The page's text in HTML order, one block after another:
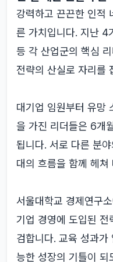
강력하고 끈끈한 인적
른 가치입니다. 지난 4
등 각 산업군의 핵심
전략의 산실로 자리를
대기업 임원부터 유망
을 가진 리더들은 6개
됩니다. 서로 다른 분
대의 흐름을 함께 헤쳐
서울대학교 경제연구
기업 경영에 도입된 전
검합니다. 교육 성과
능한 성장의 기틀이 되